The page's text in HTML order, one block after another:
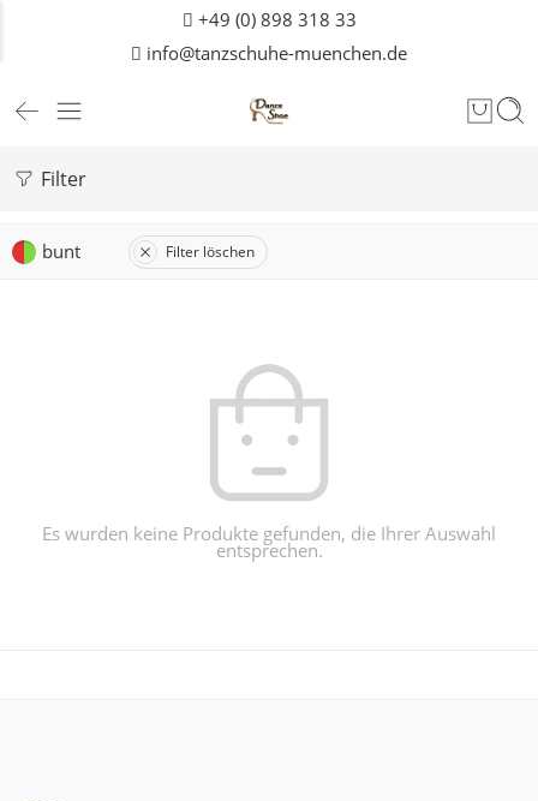
+49 (0) 898 318 33
info@tanzschuhe-muenchen.de
Filter
bunt Filter löschen
Es wurden keine Produkte gefunden, die Ihrer Auswahl
entsprechen.